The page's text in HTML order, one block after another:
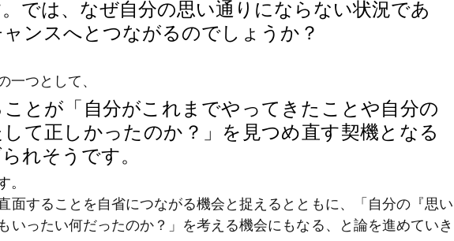
では、なぜ自分の思い通りにならない状況であ
ンスへとつながるのでしょうか？
一つとして、
とが「自分がこれまでやってきたことや自分の
て正しかったのか？」を見つめ直す契機となる
れそうです。
。
面することを自省につながる機会と捉えるとともに、「自分の『思い
いったい何だったのか？」を考える機会にもなる、と論を進めていき